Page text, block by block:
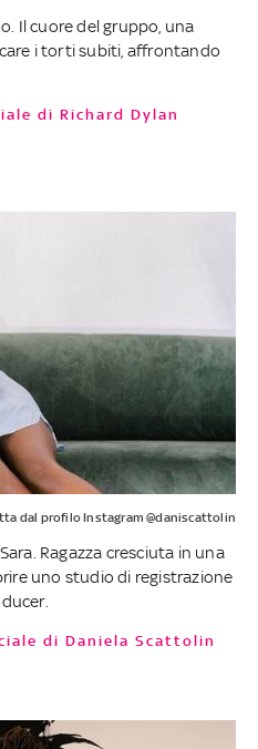
Il cuore del gruppo, una
i torti subiti, affrontando
dal profilo Instagram @daniscattolin
Ragazza cresciuta in una
uno studio di registrazione
di Daniela Scattolin